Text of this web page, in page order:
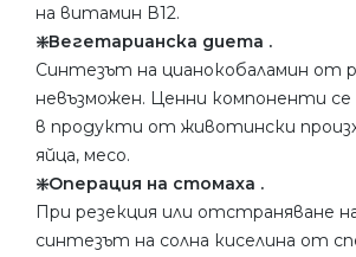
на витамин В12.
❇️Вегетарианска диета .
Синтезът на цианокобаламин от
невъзможен. Ценни компоненти
в продукти от животински
яйца, месо.
❇️Операция на стомаха .
При резекция или отстраняване
синтезът на солна киселина от